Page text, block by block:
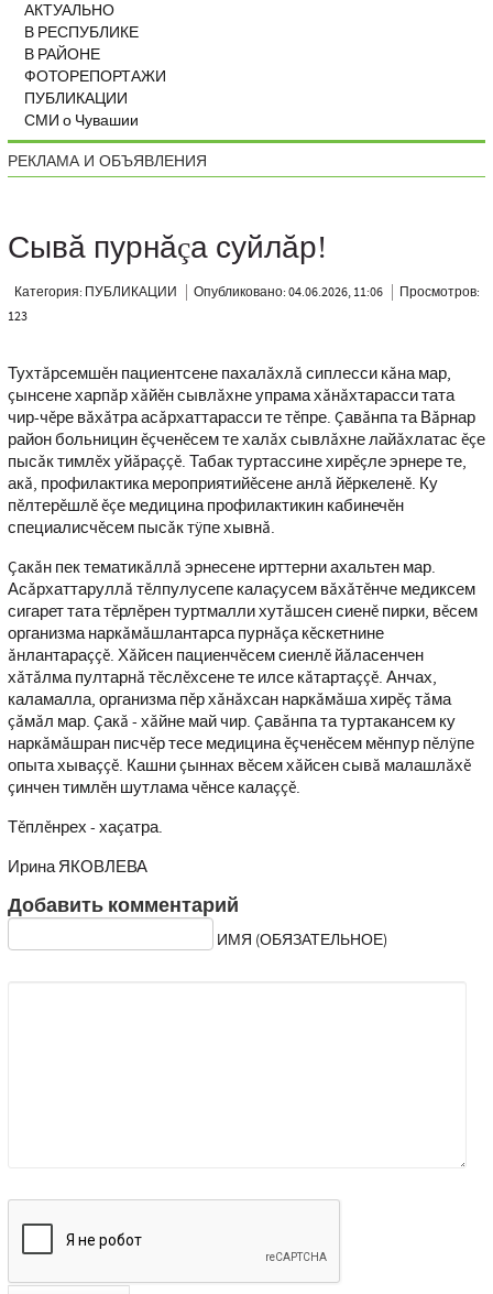
АКТУАЛЬНО
В РЕСПУБЛИКЕ
В РАЙОНЕ
ФОТОРЕПОРТАЖИ
ПУБЛИКАЦИИ
СМИ о Чувашии
РЕКЛАМА И ОБЪЯВЛЕНИЯ
Сывă пурнăçа суйлăр!
Категория: ПУБЛИКАЦИИ Опубликовано: 04.06.2026, 11:06
Просмотров:
123
Тухтăрсемшĕн пациентсене пахалăхлă сиплесси кăна мар,
çынсене харпăр хăйĕн сывлăхне упрама хăнăхтарасси тата
чир-чĕре вăхăтра асăрхаттарасси те тĕпре. Çавăнпа та Вăрнар
район больницин ĕçченĕсем те халăх сывлăхне лайăхлатас ĕçе
пысăк тимлĕх уйăраççĕ. Табак туртассине хирĕçле эрнере те,
акă, профилактика мероприятийĕсене анлă йĕркеленĕ. Ку
пĕлтерĕшлĕ ĕçе медицина профилактикин кабинечĕн
специалисчĕсем пысăк тÿпе хывнă.
Çакăн пек тематикăллă эрнесене ирттерни ахальтен мар.
Асăрхаттаруллă тĕлпулусепе калаçусем вăхăтĕнче медиксем
сигарет тата тĕрлĕрен туртмалли хутăшсен сиенĕ пирки, вĕсем
организма наркăмăшлантарса пурнăçа кĕскетнине
ăнлантараççĕ. Хăйсен пациенчĕсем сиенлĕ йăласенчен
хăтăлма пултарнă тĕслĕхсене те илсе кăтартаççĕ. Анчах,
каламалла, организма пĕр хăнăхсан наркăмăша хирĕç тăма
çăмăл мар. Çакă - хăйне май чир. Çавăнпа та туртакансем ку
наркăмăшран писчĕр тесе медицина ĕçченĕсем мĕнпур пĕлÿпе
опыта хываççĕ. Кашни çыннах вĕсем хăйсен сывă малашлăхĕ
çинчен тимлĕн шутлама чĕнсе калаççĕ.
Тĕплĕнрех - хаçатра.
Ирина ЯКОВЛЕВА
Добавить комментарий
ИМЯ (ОБЯЗАТЕЛЬНОЕ)